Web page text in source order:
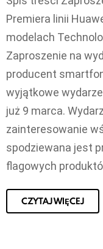
Premiera linii
modelach
Zaproszenie na
producent
wyjątkowe
już 9 marca.
zainteresowanie
spodziewana jest
flagowych
CZYTAJ WIĘCEJ